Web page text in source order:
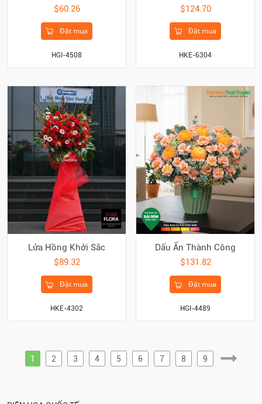
$60.26
Đặt mua
HGI-4508
$124.70
Đặt mua
HKE-6304
Lửa Hồng Khởi Sắc
$89.32
Đặt mua
HKE-4302
Dấu Ấn Thành Công
$131.82
Đặt mua
HGI-4489
1 2 3 4 5 6 7 8 9